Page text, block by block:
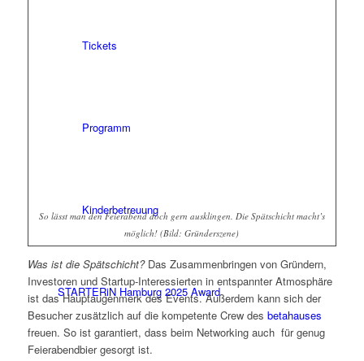
Tickets
Programm
Kinderbetreuung
STARTERiN Hamburg 2025 Award
So lässt man den Feierabend doch gern ausklingen. Die Spätschicht macht’s
möglich! (Bild: Gründerszene)
Was ist die Spätschicht?Das Zusammenbringen von Gründern,
Investoren und Startup-Interessierten in entspannter Atmosphäre
ist das Hauptaugenmerk des Events. Außerdem kann sich der
Besucher zusätzlich auf die kompetente Crew des betahauses
freuen. So ist garantiert, dass beim Networking auch für genug
Feierabendbier gesorgt ist.